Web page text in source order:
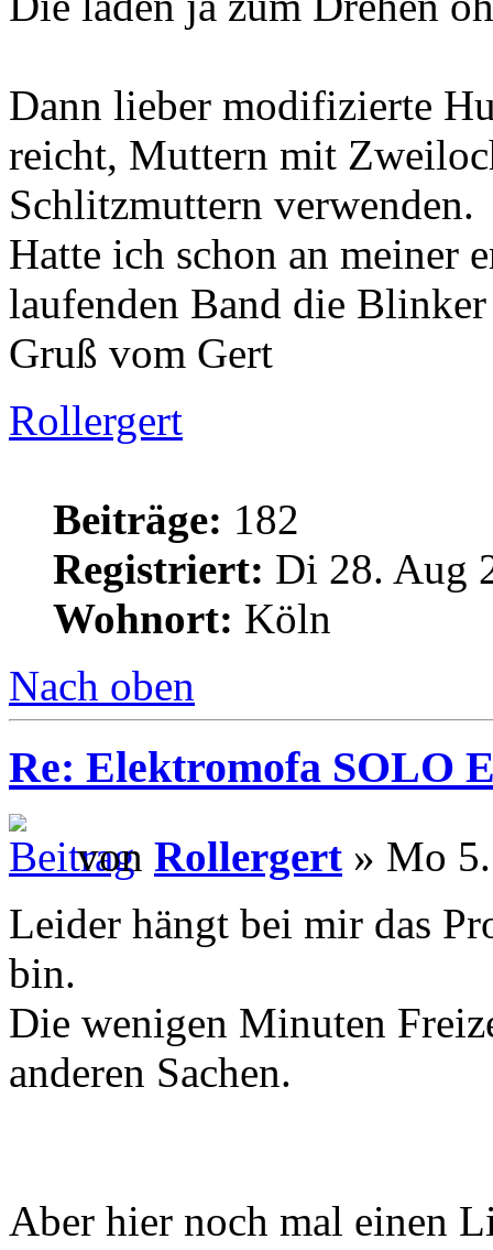
Dann lieber modifizierte
reicht, Muttern mit
Schlitzmuttern verwenden.
Hatte ich schon an meiner
laufenden Band die
Gruß vom Gert
Rollergert
Beiträge: 182
Registriert: Di 28. Aug
Wohnort: Köln
Nach oben
Re: Elektromofa SOLO
von Rollergert » Mo
Leider hängt bei mir das
bin.
Die wenigen Minuten
anderen Sachen.
Aber hier noch mal einen